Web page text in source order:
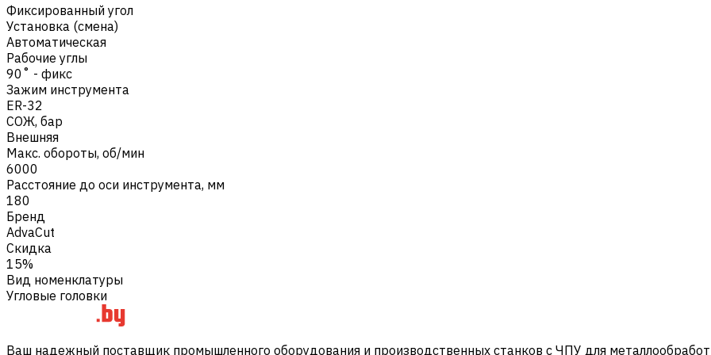
Фиксированный угол
Установка (смена)
Автоматическая
Рабочие углы
90˚ - фикс
Зажим инструмента
ER-32
СОЖ, бар
Внешняя
Макс. обороты, об/мин
6000
Расстояние до оси инструмента, мм
180
Бренд
AdvaCut
Скидка
15%
Вид номенклатуры
Угловые головки
Ваш надежный поставщик промышленного оборудования и производственных станков с ЧПУ для